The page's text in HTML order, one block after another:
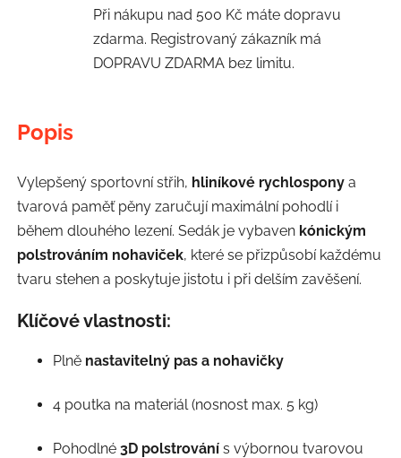
Při nákupu nad 500 Kč máte dopravu
zdarma. Registrovaný zákazník má
DOPRAVU ZDARMA bez limitu.
Popis
Vylepšený sportovní střih, hliníkové rychlosponya
tvarová paměť pěny zaručují maximální pohodlí i
během dlouhého lezení. Sedák je vybaven kónickým
polstrováním nohaviček, které se přizpůsobí každému
tvaru stehen a poskytuje jistotu i při delším zavěšení.
Klíčové vlastnosti:
Plně nastavitelný pas a nohavičky
4 poutka na materiál (nosnost max. 5 kg)
Pohodlné 3D polstrovánís výbornou tvarovou